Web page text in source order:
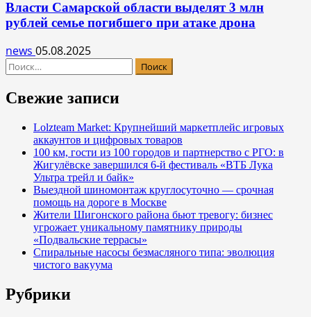
Власти Самарской области выделят 3 млн
рублей семье погибшего при атаке дрона
news 05.08.2025
Найти:
Свежие записи
Lolzteam Market: Крупнейший маркетплейс игровых
аккаунтов и цифровых товаров
100 км, гости из 100 городов и партнерство с РГО: в
Жигулёвске завершился 6-й фестиваль «ВТБ Лука
Ультра трейл и байк»
Выездной шиномонтаж круглосуточно — срочная
помощь на дороге в Москве
Жители Шигонского района бьют тревогу: бизнес
угрожает уникальному памятнику природы
«Подвальские террасы»
Спиральные насосы безмасляного типа: эволюция
чистого вакуума
Рубрики